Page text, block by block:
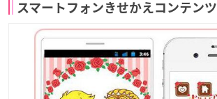
スマートフォンきせかえコンテンツ